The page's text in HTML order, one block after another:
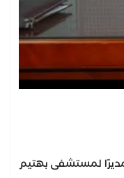
مديرًا لمستشفى بهتيم